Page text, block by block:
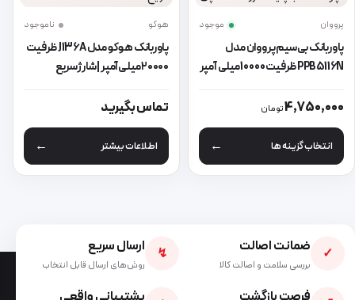
پرووان موجود
پاوربانک بی‌سیم پرووان مدل
PPB5116N ظرفیت 10000 میلی آمپر
4,750,000تومان
انتخاب گزینه ها
این محصول دارای انواع مختلفی می باشد. گزینه ها ممکن است در
هوکو ناموجود
پاوربانک هوکو مدل J136A ظرفیت
۲۰۰۰۰ میلی‌آمپر | شارژ سریع
تماس بگیرید
اطلاعات بیشتر
✓ ضمانت اصالت
بررسی سلامت و اصالت کالا
↯ ارسال سریع
روش‌های ارسال قابل انتخاب